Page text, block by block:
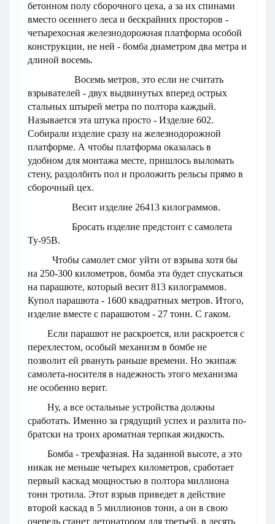
бетонном полу сборочного цеха, а за их спинами
вместо осеннего леса и бескрайних просторов -
четырехосная железнодорожная платформа особой
конструкции, не ней - бомба диаметром два метра и
длиной восемь.
Восемь метров, это если не считать
взрывателей - двух выдвинутых вперед острых
стальных штырей метра по полтора каждый.
Называется эта штука просто - Изделие 602.
Собирали изделие сразу на железнодорожной
платформе. А чтобы платформа оказалась в
удобном для монтажа месте, пришлось выломать
стену, раздолбить пол и проложить рельсы прямо в
сборочный цех.
Весит изделие 26413 килограммов.
Бросать изделие предстоит с самолета
Ту-95В.
Чтобы самолет смог уйти от взрыва хотя бы
на 250-300 километров, бомба эта будет спускаться
на парашюте, который весит 813 килограммов.
Купол парашюта - 1600 квадратных метров. Итого,
изделие вместе с парашютом - 27 тонн. С гаком.
Если парашют не раскроется, или раскроется с
перехлестом, особый механизм в бомбе не
позволит ей рвануть раньше времени. Но экипаж
самолета-носителя в надежность этого механизма
не особенно верит.
Ну, а все остальные устройства должны
сработать. Именно за грядущий успех и разлита по-
братски на троих ароматная терпкая жидкость.
Бомба - трехфазная. На заданной высоте, а это
никак не меньше четырех километров, сработает
первый каскад мощностью в полтора миллиона
тонн тротила. Этот взрыв приведет в действие
второй каскад в 5 миллионов тонн, а он в свою
очередь станет детонатором для третьей, в десять